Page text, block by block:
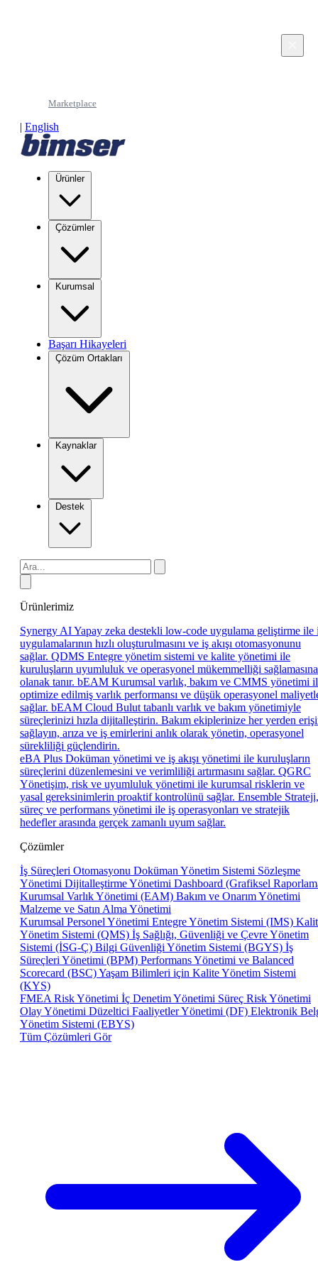
Marketplace
| English
Ürünler
Çözümler
Kurumsal
Başarı Hikayeleri
Çözüm Ortakları
Kaynaklar
Destek
Ürünlerimiz
Synergy AIYapay zeka destekli low-code uygulama geliştirme ile
uygulamalarının hızlı oluşturulmasını ve iş akışı otomasyonunu
sağlar. QDMS Entegre yönetim sistemi ve kalite yönetimi ile
kuruluşların uyumluluk ve operasyonel mükemmelliği sağlamasına
olanak tanır. bEAM Kurumsal varlık, bakım ve CMMS yönetimi
optimize edilmiş varlık performansı ve düşük operasyonel
sağlar. bEAM Cloud Bulut tabanlı varlık ve bakım yönetimiyle
süreçlerinizi hızla dijitalleştirin. Bakım ekiplerinize her yerden
sağlayın, arıza ve iş emirlerini anlık olarak yönetin, operasyonel
sürekliliği güçlendirin.
eBA Plus Doküman yönetimi ve iş akışı yönetimi ile kuruluşların
süreçlerini düzenlemesini ve verimliliği artırmasını sağlar. QGRC
Yönetişim, risk ve uyumluluk yönetimi ile kurumsal risklerin ve
yasal gereksinimlerin proaktif kontrolünü sağlar. Ensemble Strateji,
süreç ve performans yönetimi ile iş operasyonları ve stratejik
hedefler arasında gerçek zamanlı uyum sağlar.
Çözümler
İş Süreçleri Otomasyonu Doküman Yönetim Sistemi Sözleşme
Yönetimi Dijitalleştirme Yönetimi Dashboard (Grafiksel
Kurumsal Varlık Yönetimi (EAM) Bakım ve Onarım Yönetimi
Malzeme ve Satın Alma Yönetimi
Kurumsal Personel Yönetimi Entegre Yönetim Sistemi (IMS)
Yönetim Sistemi (QMS) İş Sağlığı, Güvenliği ve Çevre Yönetim
Sistemi (İSG-Ç) Bilgi Güvenliği Yönetim Sistemi (BGYS) İş
Süreçleri Yönetimi (BPM) Performans Yönetimi ve Balanced
Scorecard (BSC)Yaşam Bilimleri için Kalite Yönetim Sistemi
(KYS)
FMEA Risk Yönetimi İç Denetim Yönetimi Süreç Risk Yönetimi
Olay Yönetimi Düzeltici Faaliyetler Yönetimi (DF) Elektronik
Yönetim Sistemi (EBYS)
Tüm Çözümleri Gör